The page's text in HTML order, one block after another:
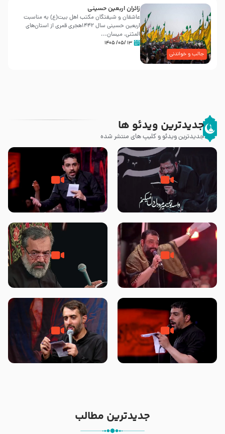
جالب و خواندنی
زائران اربعین حسینی
عاشقان و شیفتگان مکتب اهل بیت(ع) به مناسبت
اربعین حسینی سال ۱۴۴۲هجری قمری از استان‌های
المثنی، میسان...
۱۳ /۰۵/ ۱۴۰۵
جدیدترین ویدئو ها
جدیدترین ویدئو و کلیپ های منتشر شده
مصداق کربلا – حاج حسین سیب
سرخی
شور ، حسینا! به‌ حق زهرا «أُنْظُرْ
إِلَینا» – عزاداری شب هفتم ماه
جانا جانا ابی عبدالله – کربلایی جواد
مقدم – شب هشتم محرم 1448 –
مادر منم مثل تو خمیدم – حاج
محمود کریمی – شهادت حضرت
هیئت رایة العباس علیه السلام
تک ، عبّاس، صاحب دل‌هاست –
حاج حنیف طاهری – عزاداری شب
من غلام نوکراتم من عاشق کربلاتم
– شور زمینه – شب هفتم – محرم
جدیدترین مطالب